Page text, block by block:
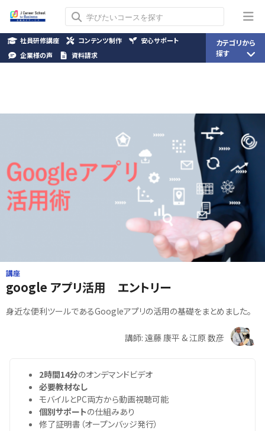
講座
google アプリ活用 エントリー
身近な便利ツールであるGoogleアプリの活用の基礎をまとめました。
講師: 遠藤 康平 & 江原 数彦
2時間14分のオンデマンドビデオ
必要教材なし
モバイルとPC両方から動画視聴可能
個別サポートの仕組みあり
修了証明書（オープンバッジ発行）
社員研修講座 コンテンツ制作
安心サポート
企業様の声
資料請求
カテゴリから
探す